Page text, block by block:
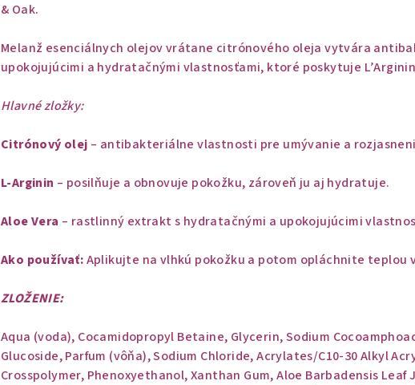
& Oak.
Melanž esenciálnych olejov vrátane citrónového oleja vytvára
upokojujúcimi a hydratačnými vlastnosťami, ktoré poskytuje
Hlavné zložky:
Citrónový olej – antibakteriálne vlastnosti pre umývanie a
L-Arginin – posilňuje a obnovuje pokožku, zároveň ju aj hydratuje.
Aloe Vera – rastlinný extrakt s hydratačnými a upokojujúcimi
Ako používať:Aplikujte na vlhkú pokožku a potom opláchnite teplou
ZLOŽENIE:
Aqua (voda), Cocamidopropyl Betaine, Glycerin, Sodium
Glucoside, Parfum (vôňa), Sodium Chloride, Acrylates/C10-30 Alkyl
Crosspolymer, Phenoxyethanol, Xanthan Gum, Aloe Barbadensis Leaf